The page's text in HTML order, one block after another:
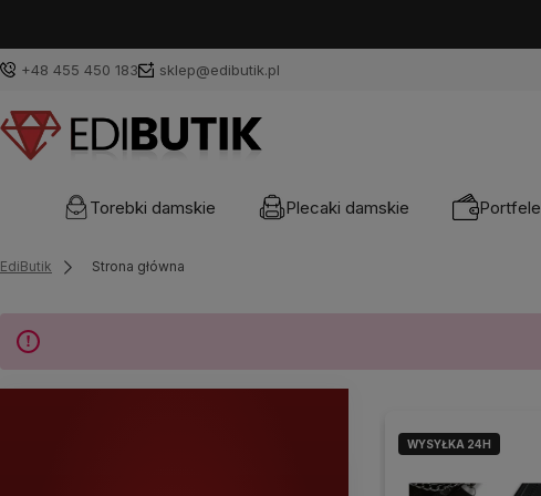
+48 455 450 183 sklep@edibutik.pl
Torebki damskie Plecaki damskie Portfele
EdiButik Strona główna
WYSYŁKA 24H